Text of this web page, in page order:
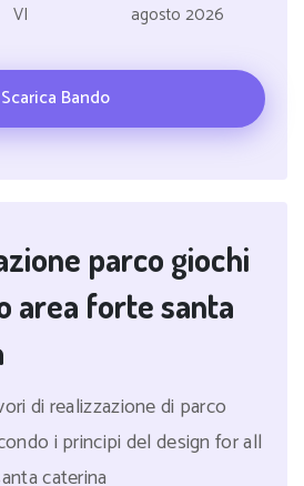
VI agosto 2026
Scarica Bando
parco giochi
area forte santa
di realizzazione di parco
i principi del design for all
caterina